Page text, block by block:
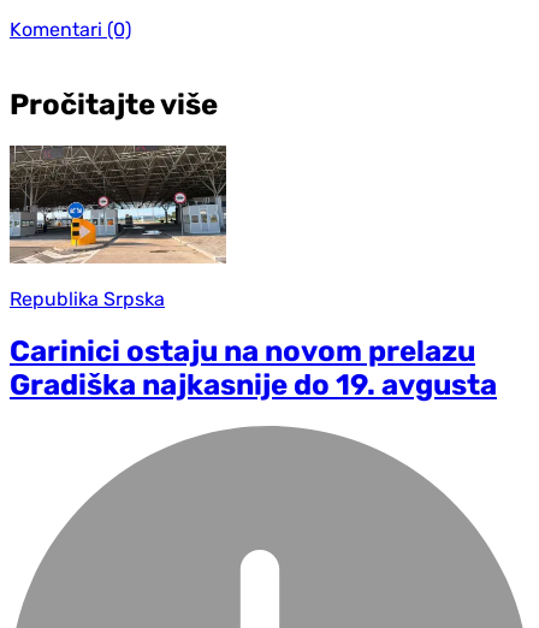
Komentari (0)
Pročitajte više
Republika Srpska
Carinici ostaju na novom prelazu
Gradiška najkasnije do 19. avgusta